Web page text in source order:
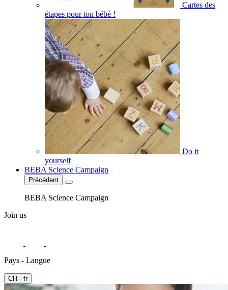
Cartes des
étapes pour ton bébé !
Do it
yourself
BEBA Science Campaign
Précédent
BEBA Science Campaign
Join us
Pays - Langue
CH - fr